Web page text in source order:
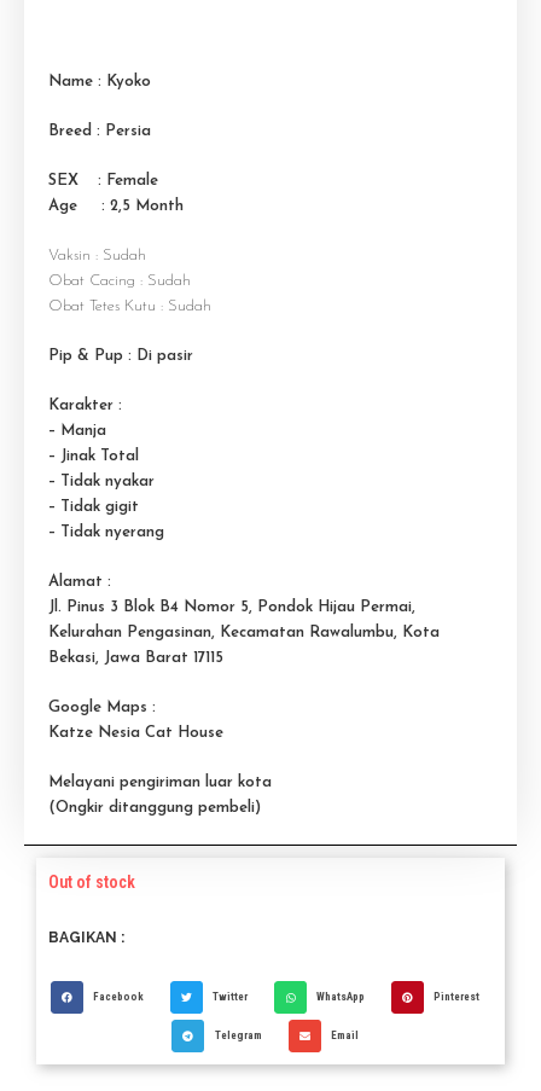
Name : Kyoko
Breed : Persia
SEX : Female
Age : 2,5 Month
Vaksin : Sudah
Obat Cacing : Sudah
Obat Tetes Kutu : Sudah
Pip & Pup : Di pasir
Karakter :
– Manja
– Jinak Total
– Tidak nyakar
– Tidak gigit
– Tidak nyerang
Alamat :
Jl. Pinus 3 Blok B4 Nomor 5, Pondok Hijau Permai,
Kelurahan Pengasinan, Kecamatan Rawalumbu, Kota
Bekasi, Jawa Barat 17115
Google Maps :
Katze Nesia Cat House
Melayani pengiriman luar kota
(Ongkir ditanggung pembeli)
Out of stock
BAGIKAN :
Facebook Twitter WhatsApp Pinterest
Telegram Email